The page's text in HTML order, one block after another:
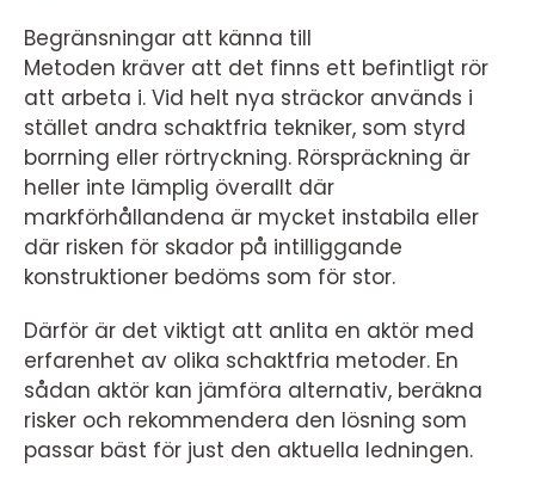
Begränsningar att känna till
Metoden kräver att det finns ett befintligt rör
att arbeta i. Vid helt nya sträckor används i
stället andra schaktfria tekniker, som styrd
borrning eller rörtryckning. Rörspräckning är
heller inte lämplig överallt där
markförhållandena är mycket instabila eller
där risken för skador på intilliggande
konstruktioner bedöms som för stor.
Därför är det viktigt att anlita en aktör med
erfarenhet av olika schaktfria metoder. En
sådan aktör kan jämföra alternativ, beräkna
risker och rekommendera den lösning som
passar bäst för just den aktuella ledningen.